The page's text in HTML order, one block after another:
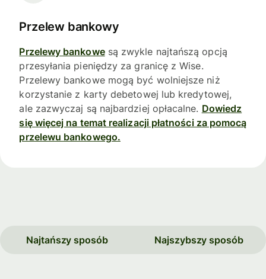
Przelew bankowy
Przelewy bankowesą zwykle najtańszą opcją
przesyłania pieniędzy za granicę z Wise.
Przelewy bankowe mogą być wolniejsze niż
korzystanie z karty debetowej lub kredytowej,
ale zazwyczaj są najbardziej opłacalne. Dowiedz
się więcej na temat realizacji płatności za pomocą
przelewu bankowego.
Najtańszy sposób Najszybszy sposób